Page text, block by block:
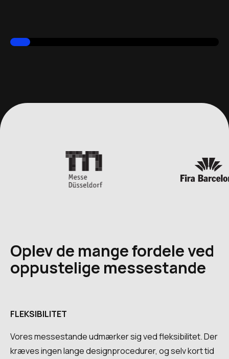
Oplev de mange fordele ved
oppustelige messestande
FLEKSIBILITET
Vores messestande udmærker sig ved fleksibilitet. Der
kræves ingen lange designprocedurer, og selv kort tid